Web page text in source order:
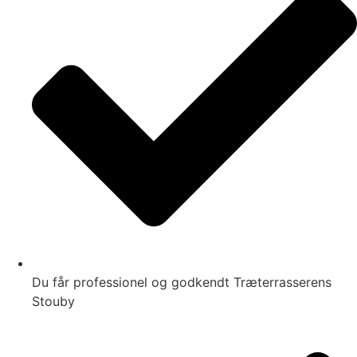
Du får professionel og godkendt Træterrasserens
Stouby